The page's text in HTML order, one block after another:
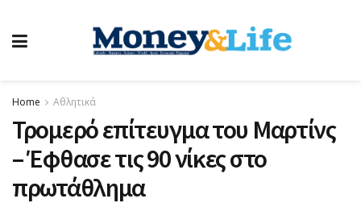
Home Αθλητικά
Τρομερό επίτευγμα του Μαρτίνς
– Έφθασε τις 90 νίκες στο
πρωτάθλημα